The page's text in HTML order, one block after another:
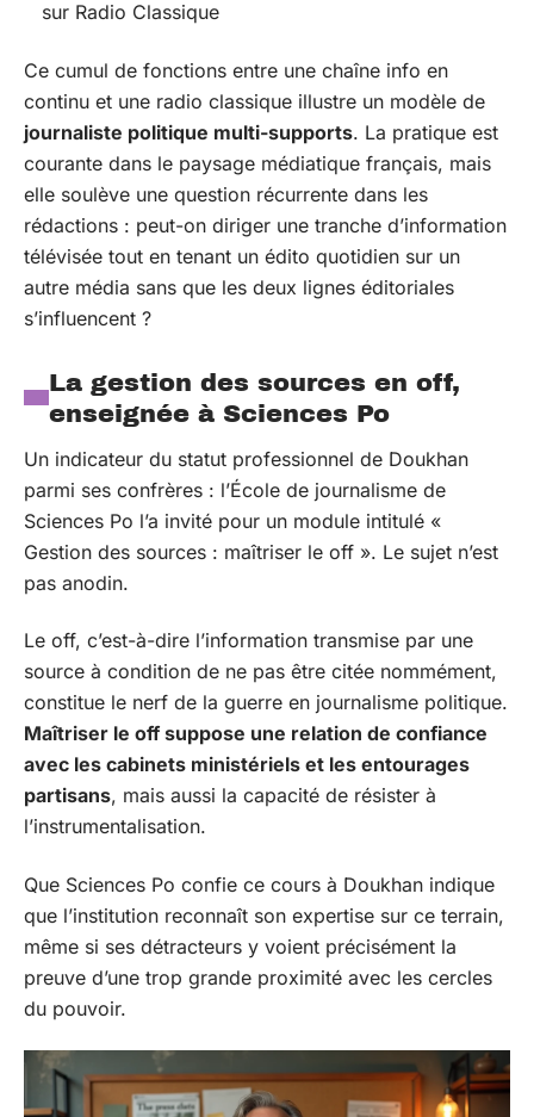
sur Radio Classique
Ce cumul de fonctions entre une chaîne info en
continu et une radio classique illustre un modèle de
journaliste politique multi-supports. La pratique est
courante dans le paysage médiatique français, mais
elle soulève une question récurrente dans les
rédactions : peut-on diriger une tranche d’information
télévisée tout en tenant un édito quotidien sur un
autre média sans que les deux lignes éditoriales
s’influencent ?
La gestion des sources en off,
enseignée à Sciences Po
Un indicateur du statut professionnel de Doukhan
parmi ses confrères : l’École de journalisme de
Sciences Po l’a invité pour un module intitulé «
Gestion des sources : maîtriser le off ». Le sujet n’est
pas anodin.
Le off, c’est-à-dire l’information transmise par une
source à condition de ne pas être citée nommément,
constitue le nerf de la guerre en journalisme politique.
Maîtriser le off suppose une relation de confiance
avec les cabinets ministériels et les entourages
partisans, mais aussi la capacité de résister à
l’instrumentalisation.
Que Sciences Po confie ce cours à Doukhan indique
que l’institution reconnaît son expertise sur ce terrain,
même si ses détracteurs y voient précisément la
preuve d’une trop grande proximité avec les cercles
du pouvoir.